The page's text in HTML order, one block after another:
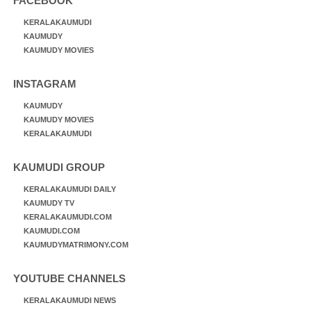
KERALAKAUMUDI
KAUMUDY
KAUMUDY MOVIES
INSTAGRAM
KAUMUDY
KAUMUDY MOVIES
KERALAKAUMUDI
KAUMUDI GROUP
KERALAKAUMUDI DAILY
KAUMUDY TV
KERALAKAUMUDI.COM
KAUMUDI.COM
KAUMUDYMATRIMONY.COM
YOUTUBE CHANNELS
KERALAKAUMUDI NEWS